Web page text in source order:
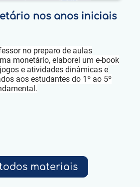
nos anos iniciais
no preparo de aulas
monetário, elaborei um e-book
e atividades dinâmicas e
aos estudantes do 1º ao 5º
materiais